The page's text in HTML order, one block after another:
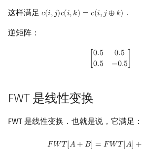
这样满足 𝑐(𝑖,𝑗)𝑐(𝑖,𝑘) = 𝑐(𝑖,𝑗⊕ 𝑘)
c(i,j)c(i,k )=c (i, ⊕k) ．
逆矩阵：
0.5 0.5
0.5 −0.5
0.50.5 0.5−0.5
FWT 是线性变换
FWT 是线性变换．也就是说，它满足：
𝐹 𝑊𝑇 [𝐴+ 𝐵] = 𝐹 𝑊𝑇 [𝐴] +
F W T[ A+B]= FWT[A] +F WT